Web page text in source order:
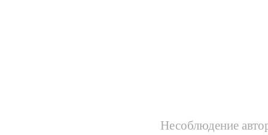
Несоблюдение